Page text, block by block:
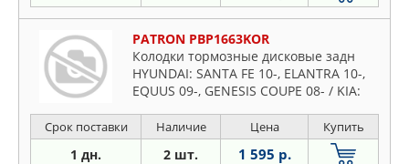
PATRON PBP1663KOR
Колодки тормозные дисковые задн
HYUNDAI: SANTA FE 10-, ELANTRA 10-,
EQUUS 09-, GENESIS COUPE 08- / KIA:
Срок поставки Наличие Цена Купить
1 дн. 2 шт. 1 595 р.